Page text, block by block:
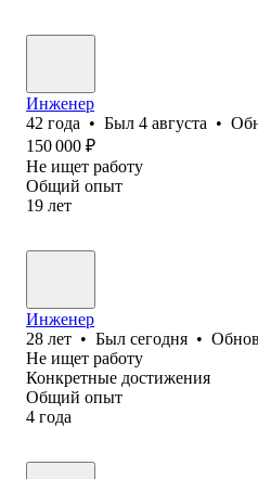
Инженер
42 года • Был 4 августа •
150 000 ₽
Не ищет работу
Общий опыт
19 лет
Инженер
28 лет • Был сегодня •
Не ищет работу
Конкретные достижения
Общий опыт
4 года